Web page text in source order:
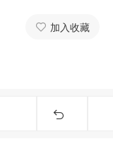
加入收藏